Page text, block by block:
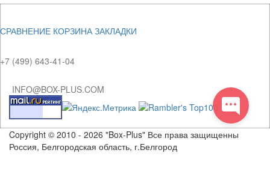
СРАВНЕНИЕ КОРЗИНАЗАКЛАДКИ
+7 (499) 643-41-04
INFO@BOX-PLUS.COM
Copyright © 2010 - 2026 "Box-Plus" Все права защищенны
Россия, Белгородская область, г.Белгород